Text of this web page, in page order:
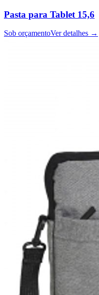
Pasta para Tablet 15,6
Sob orçamentoVer detalhes →